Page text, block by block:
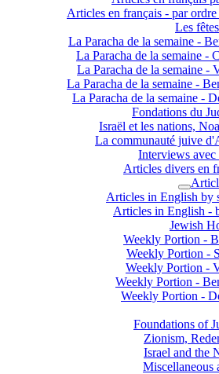
Les
La Paracha de la semaine -
La Paracha de la semaine -
La Paracha de la semaine -
La Paracha de la semaine -
La Paracha de la semaine -
Fondations du
Israël et les nations,
La communauté juive
Interviews avec
Articles divers en
Articles in English by
Articles in English -
Jewish
Weekly Portion -
Weekly Portion -
Weekly Portion -
Weekly Portion -
Weekly Portion -
Foundations of
Zionism,
Israel and the
Miscellaneous